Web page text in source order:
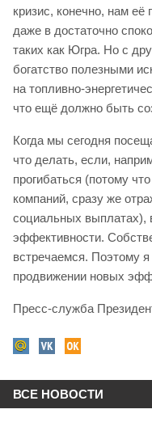
кризис, конечно, нам её
даже в достаточно
таких как Югра. Но с
богатство полезными
на топливно-
что ещё должно быть
Когда мы сегодня
что делать, если,
прогибаться (потому
компаний, сразу же
социальных выплатах),
эффективности.
встречаемся. Поэтому
продвижении новых
Пресс-служба
ВСЕ НОВОСТИ